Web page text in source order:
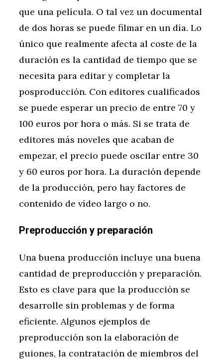
que una película. O tal vez un documental
de dos horas se puede filmar en un día. Lo
único que realmente afecta al coste de la
duración es la cantidad de tiempo que se
necesita para editar y completar la
posproducción. Con editores cualificados
se puede esperar un precio de entre 70 y
100 euros por hora o más. Si se trata de
editores más noveles que acaban de
empezar, el precio puede oscilar entre 30
y 60 euros por hora. La duración depende
de la producción, pero hay factores de
contenido de vídeo largo o no.
Preproducción y preparación
Una buena producción incluye una buena
cantidad de preproducción y preparación.
Esto es clave para que la producción se
desarrolle sin problemas y de forma
eficiente. Algunos ejemplos de
preproducción son la elaboración de
guiones, la contratación de miembros del